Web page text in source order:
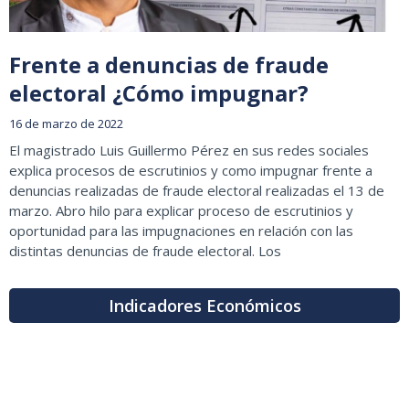
Frente a denuncias de fraude
electoral ¿Cómo impugnar?
16 de marzo de 2022
El magistrado Luis Guillermo Pérez en sus redes sociales
explica procesos de escrutinios y como impugnar frente a
denuncias realizadas de fraude electoral realizadas el 13 de
marzo. Abro hilo para explicar proceso de escrutinios y
oportunidad para las impugnaciones en relación con las
distintas denuncias de fraude electoral. Los
Indicadores Económicos